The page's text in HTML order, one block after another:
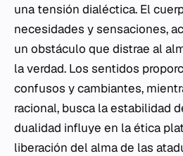
una tensión dialéctica. El
necesidades y sensaciones,
un obstáculo que distrae al
la verdad. Los sentidos
confusos y cambiantes,
racional, busca la estabilidad
dualidad influye en la ética
liberación del alma de las